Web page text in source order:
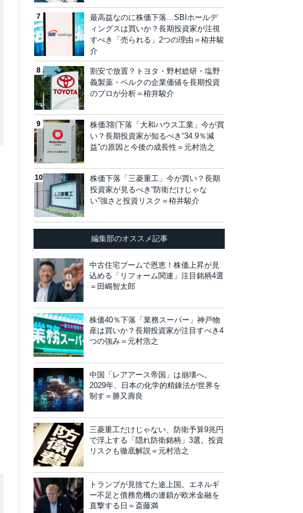
最高益なのに株価下落…SBIホールデ
ィングスは買いか？長期投資家が注視
すべき「売られる」2つの理由＝栫井駿
介
割安で放置？トヨタ・野村総研・塩野
義製薬・ベルクの企業価値を長期投資
のプロが分析＝栫井駿介
株価3割下落「大和ハウス工業」今が買
い？長期投資家が知るべき“34.9％減
益”の原因と今後の成長性＝元村浩之
株価下落「三菱重工」今が買い？長期
投資家が見るべき“防衛だけじゃな
い”強さと投資リスク＝栫井駿介
編集部のオススメ記事
中古住宅ブームで恩恵！株価上昇が見
込める「リフォーム関連」注目銘柄4選
＝田嶋智太郎
株価40％下落「業務スーパー」神戸物
産は買いか？長期投資家が注目すべき4
つの強み＝元村浩之
中国「レアアース帝国」は崩壊へ。
2029年、日本の化学的精錬法が世界を
制す＝勝又壽良
三菱重工だけじゃない、防衛予算9兆円
で浮上する「隠れ防衛銘柄」3選。投資
リスクも徹底解説＝元村浩之
トランプが見捨てた途上国。エネルギ
ー不足と債務危機の連鎖が欧米金融を
直撃する日＝斎藤満